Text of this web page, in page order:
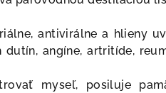
antivirálne a hlieny
angíne, artritíde,
myseľ, posiluje